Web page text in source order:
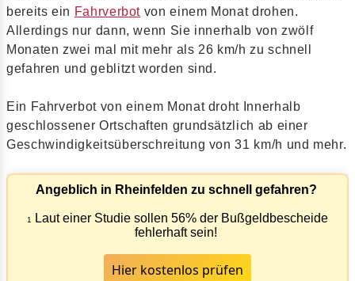
bereits ein Fahrverbot von einem Monat drohen.
Allerdings nur dann, wenn Sie innerhalb von zwölf
Monaten zwei mal mit mehr als 26 km/h zu schnell
gefahren und geblitzt worden sind.
Ein Fahrverbot von einem Monat droht Innerhalb
geschlossener Ortschaften grundsätzlich ab einer
Geschwindigkeitsüberschreitung von 31 km/h und mehr.
Angeblich in Rheinfelden zu schnell gefahren?
1
Laut einer Studie sollen 56% der Bußgeldbescheide
fehlerhaft sein!
Hier kostenlos prüfen